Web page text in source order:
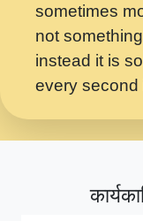
लडल ज
7.9.2021
सख भ मझ
सपरहट
सपरहट
sometimes
not
instead it is
every second